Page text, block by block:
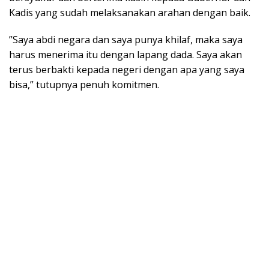
Kadis yang sudah melaksanakan arahan dengan baik.
​”Saya abdi negara dan saya punya khilaf, maka saya
harus menerima itu dengan lapang dada. Saya akan
terus berbakti kepada negeri dengan apa yang saya
bisa,” tutupnya penuh komitmen.